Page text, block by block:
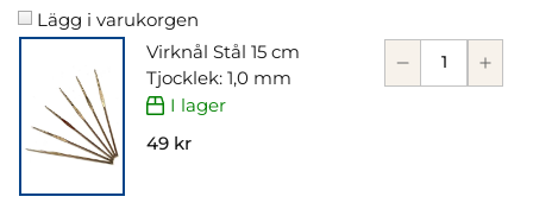
Lägg i varukorgen
Virknål Stål 15 cm
Tjocklek: 1,0 mm
I lager
49 kr